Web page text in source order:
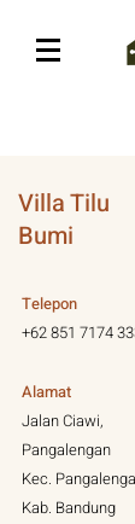
Villa Tilu
Bumi
Telepon
+62 851 7174
Alamat
Jalan Ciawi,
Pangalengan
Kec.
Kab. Bandung